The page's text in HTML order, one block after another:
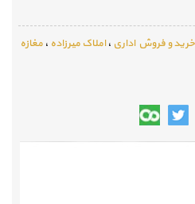
خرید و فروش اداری ،املاک میرزاده ،مغازه